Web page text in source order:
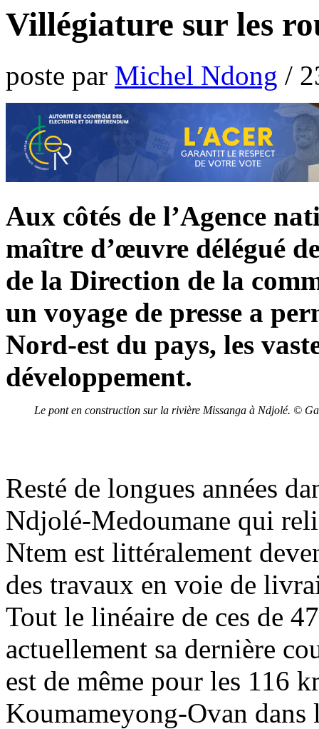
Villégiature sur les
poste par Michel Ndong /
Aux côtés de l’Agence
maître d’œuvre délégué
de la Direction de la
un voyage de presse a
Nord-est du pays, les
développement.
Le pont en construction sur la rivière Missanga à Ndjolé. ©
Resté de longues années
Ndjolé-Medoumane qui
Ntem est littéralement
des travaux en voie de
Tout le linéaire de ces de
actuellement sa dernière
est de même pour les 116
Koumameyong-Ovan dans